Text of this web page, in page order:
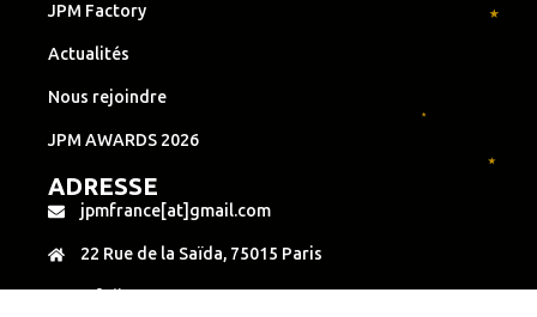
JPM Factory
Actualités
Nous rejoindre
JPM AWARDS 2026
ADRESSE
jpmfrance[at]gmail.com
22 Rue de la Saïda, 75015 Paris